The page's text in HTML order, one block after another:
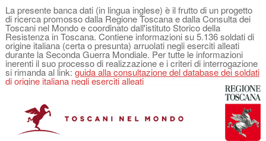
La presente banca dati (in lingua inglese) è il frutto di un progetto
di ricerca promosso dalla Regione Toscana e dalla Consulta dei
Toscani nel Mondo e coordinato dall'istituto Storico della
Resistenza in Toscana. Contiene informazioni su 5.136 soldati di
origine italiana (certa o presunta) arruolati negli eserciti alleati
durante la Seconda Guerra Mondiale. Per tutte le informazioni
inerenti il suo processo di realizzazione e i criteri di interrogazione
si rimanda al link: guida alla consultazione del database dei soldati
di origine italiana negli eserciti alleati